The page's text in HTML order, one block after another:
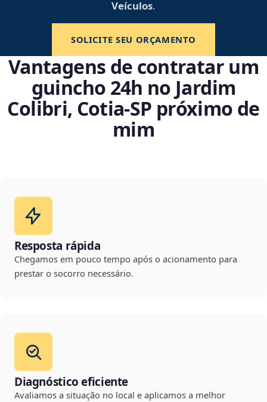
Veículos.
SOLICITE SEU ORÇAMENTO
Vantagens de contratar um
guincho 24h no Jardim
Colibri, Cotia‑SP próximo de
mim
Resposta rápida
Chegamos em pouco tempo após o acionamento para
prestar o socorro necessário.
Diagnóstico eficiente
Avaliamos a situação no local e aplicamos a melhor